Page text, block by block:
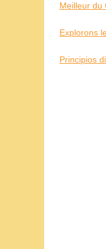
Meilleur du
Explorons
Principios